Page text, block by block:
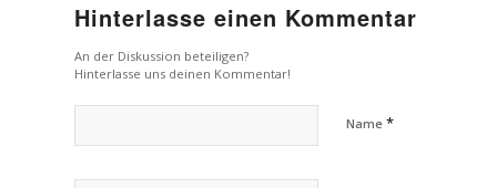
Hinterlasse einen Kommentar
An der Diskussion beteiligen?
Hinterlasse uns deinen Kommentar!
Name *